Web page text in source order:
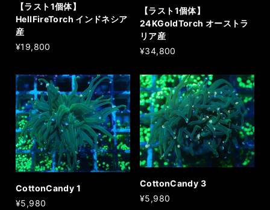
【ラスト1個体】
HellFireTorch インドネシア
産
¥19,800
【ラスト1個体】
24KGoldTorch オーストラ
リア産
¥34,800
CottonCandy 1
¥5,980
CottonCandy 3
¥5,980